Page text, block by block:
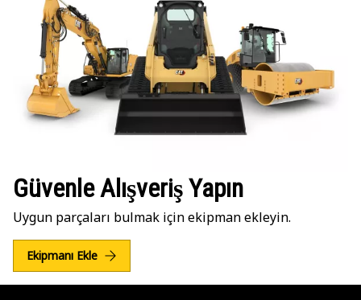
Güvenle Alışveriş Yapın
Uygun parçaları bulmak için ekipman ekleyin.
Ekipmanı Ekle